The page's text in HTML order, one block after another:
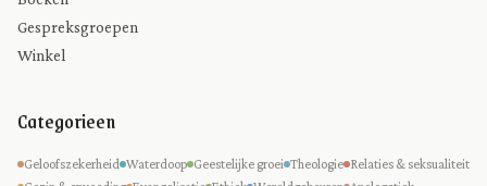
Gespreksgroepen
Winkel
Categorieen
Geloofszekerheid Waterdoop Geestelijke groei Theologie Relaties & seksualiteit